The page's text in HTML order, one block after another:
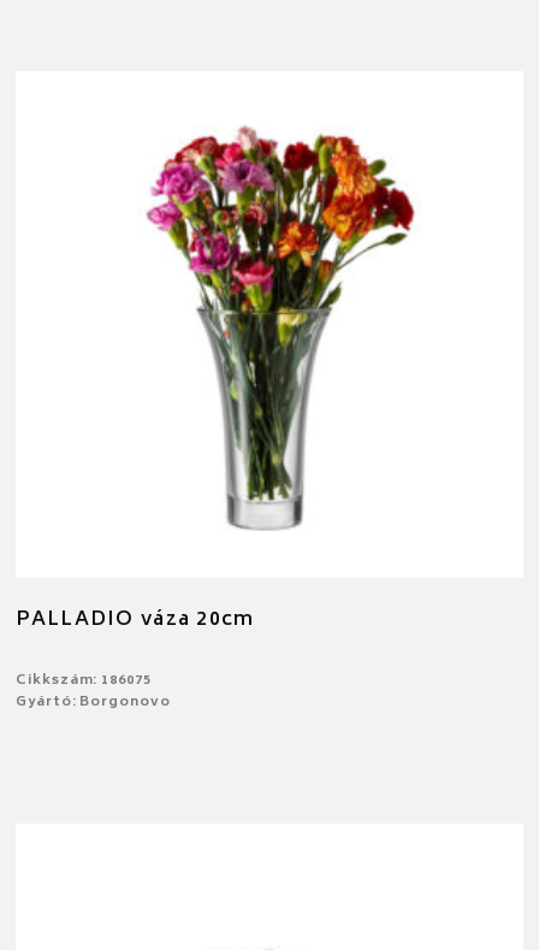
PALLADIO váza 20cm
Cikkszám: 186075
Gyártó: Borgonovo